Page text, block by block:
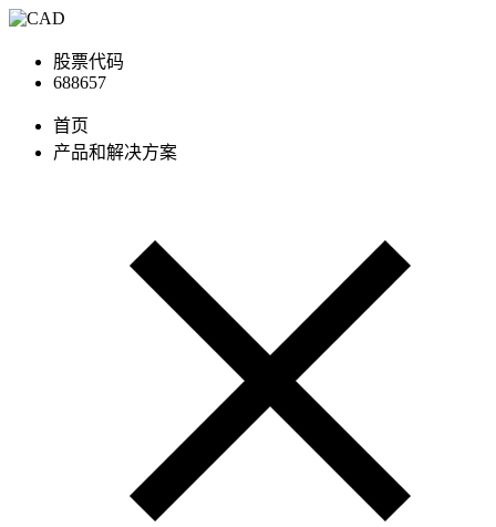
股票代码
688657
首页
产品和解决方案